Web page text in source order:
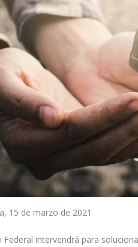
15 de marzo de 2021
Federal intervendrá para